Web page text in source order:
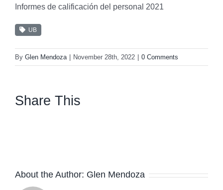
Informes de calificación del personal 2021
UB
By Glen Mendoza November 28th, 2022 0 Comments
Share This
About the Author: Glen Mendoza